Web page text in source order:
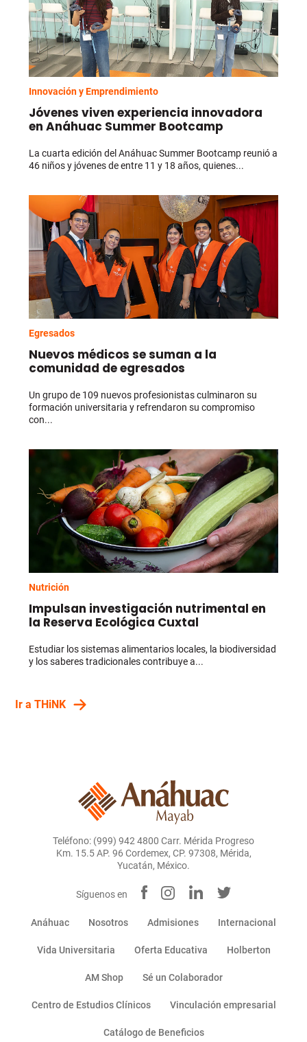
Innovación y Emprendimiento
Jóvenes viven experiencia innovadora
en Anáhuac Summer Bootcamp
La cuarta edición del Anáhuac Summer Bootcamp reunió a
46 niños y jóvenes de entre 11 y 18 años, quienes...
Egresados
Nuevos médicos se suman a la
comunidad de egresados
Un grupo de 109 nuevos profesionistas culminaron su
formación universitaria y refrendaron su compromiso
con...
Nutrición
Impulsan investigación nutrimental en
la Reserva Ecológica Cuxtal
Estudiar los sistemas alimentarios locales, la biodiversidad
y los saberes tradicionales contribuye a...
Ir a THiNK
Teléfono: (999) 942 4800 Carr. Mérida Progreso
Km. 15.5 AP. 96 Cordemex, CP. 97308, Mérida,
Yucatán, México.
Síguenos en
Anáhuac Nosotros Admisiones Internacional
Vida Universitaria Oferta Educativa Holberton
AM Shop Sé un Colaborador
Centro de Estudios Clínicos Vinculación empresarial
Catálogo de Beneficios